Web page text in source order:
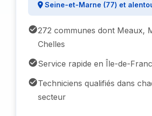
Seine-et-Marne (77) et
272 communes dont Meaux,
Chelles
Service rapide en Île-de-
Techniciens qualifiés dans
secteur